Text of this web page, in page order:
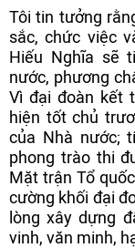
Tôi tin tưởng
sắc, chức việc
Hiếu Nghĩa sẽ
nước, phương
Vì đại đoàn kết
hiện tốt chủ
của Nhà nước;
phong trào thi
Mặt trận Tổ
cường khối đại
lòng xây dựng
vinh, văn minh,